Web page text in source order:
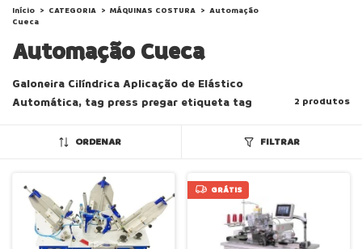
Início > CATEGORIA > MÁQUINAS COSTURA > Automação
Cueca
Automação Cueca
Galoneira Cilíndrica Aplicação de Elástico
Automática, tag press pregar etiqueta tag
2 produtos
ORDENAR FILTRAR
GRÁTIS